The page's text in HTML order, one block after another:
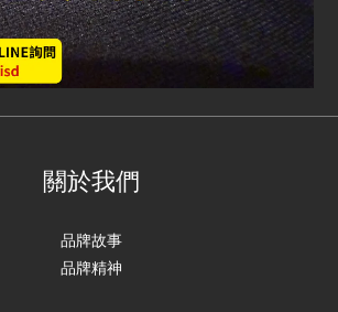
關於我們
品牌故事
品牌精神